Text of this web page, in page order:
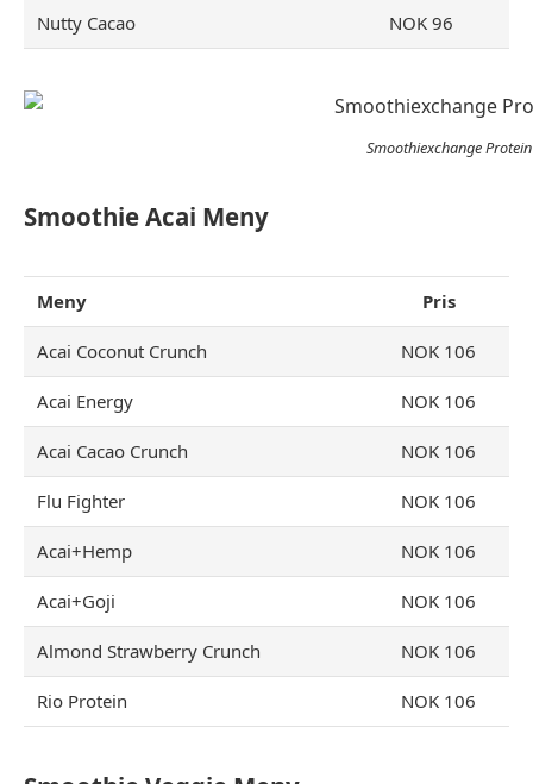
Nutty Cacao NOK 96
Smoothiexchange
Smoothie Acai Meny
Meny Pris
Acai Coconut Crunch NOK 106
Acai Energy NOK 106
Acai Cacao Crunch NOK 106
Flu Fighter NOK 106
Acai+Hemp NOK 106
Acai+Goji NOK 106
Almond Strawberry Crunch NOK 106
Rio Protein NOK 106